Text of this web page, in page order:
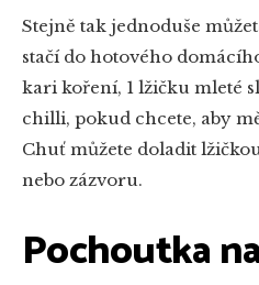
Stejně tak jednoduše
stačí do hotového
kari koření, 1 lžičku mleté
chilli, pokud chcete, aby
Chuť můžete doladit
nebo zázvoru.
Pochoutka